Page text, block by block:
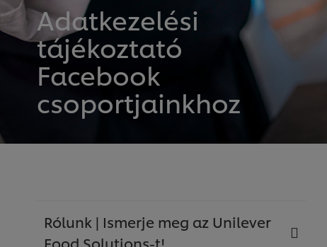
Adatkezelési
tájékoztató
Facebook
csoportjainkhoz
Rólunk | Ismerje meg az Unilever